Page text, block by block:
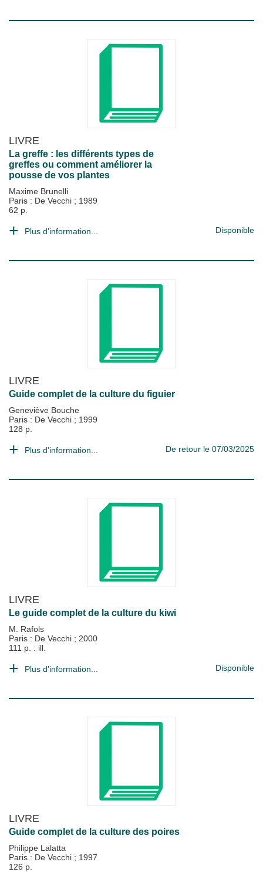
LIVRE
La greffe : les différents types de
greffes ou comment améliorer la
pousse de vos plantes
Maxime Brunelli
Paris : De Vecchi ; 1989
62 p.
Plus d'information... Disponible
LIVRE
Guide complet de la culture du figuier
Geneviève Bouche
Paris : De Vecchi ; 1999
128 p.
Plus d'information... De retour le 07/03/2025
LIVRE
Le guide complet de la culture du kiwi
M. Rafols
Paris : De Vecchi ; 2000
111 p. : ill.
Plus d'information... Disponible
LIVRE
Guide complet de la culture des poires
Philippe Lalatta
Paris : De Vecchi ; 1997
126 p.